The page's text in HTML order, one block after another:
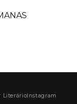
LiterárioInstagram